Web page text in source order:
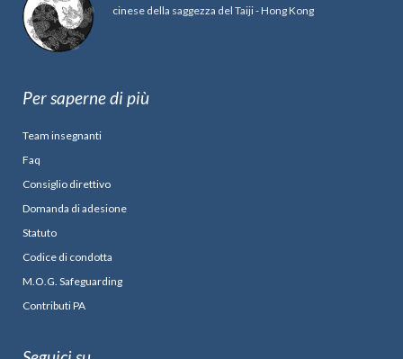
cinese della saggezza del Taiji - Hong Kong
Per saperne di più
Team insegnanti
Faq
Consiglio direttivo
Domanda di adesione
Statuto
Codice di condotta
M.O.G. Safeguarding
Contributi PA